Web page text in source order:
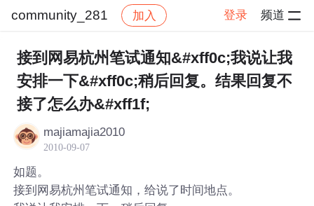
community_281 加入 登录 频道
社区 community_281 帖子详情
接到网易杭州笔试通知&#xff0c;我说让我
安排一下&#xff0c;稍后回复。结果回复不
接了怎么办&#xff1f;
majiamajia2010
2010-09-07
如题。
接到网易杭州笔试通知，给说了时间地点。